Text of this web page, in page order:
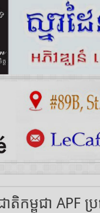
តិកម្ពុជា APF